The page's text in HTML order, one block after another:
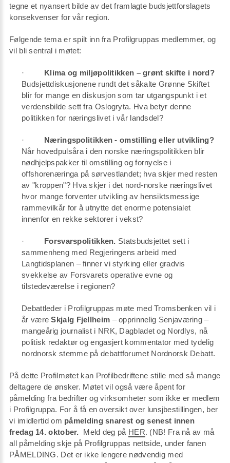
tegne et nyansert bilde av det framlagte budsjettforslagets
konsekvenser for vår region.
Følgende tema er spilt inn fra Profilgruppas medlemmer, og
vil bli sentral i møtet:
· Klima og miljøpolitikken – grønt skifte i nord?
Budsjettdiskusjonene rundt det såkalte Grønne Skiftet
blir for mange en diskusjon som tar utgangspunkt i et
verdensbilde sett fra Oslogryta. Hva betyr denne
politikken for næringslivet i vår landsdel?
· Næringspolitikken - omstilling eller utvikling?
Når hovedpulsåra i den norske næringspolitikken blir
nødhjelpspakker til omstilling og fornyelse i
offshorenæringa på sørvestlandet; hva skjer med resten
av "kroppen"? Hva skjer i det nord-norske næringslivet
hvor mange forventer utvikling av hensiktsmessige
rammevilkår for å utnytte det enorme potensialet
innenfor en rekke sektorer i vekst?
· Forsvarspolitikken. Statsbudsjettet sett i
sammenheng med Regjeringens arbeid med
Langtidsplanen – finner vi styrking eller gradvis
svekkelse av Forsvarets operative evne og
tilstedeværelse i regionen?
Debattleder i Profilgruppas møte med Tromsbenken vil i
år væreSkjalg Fjellheim – opprinnelig Senjaværing –
mangeårig journalist i NRK, Dagbladet og Nordlys, nå
politisk redaktør og engasjert kommentator med tydelig
nordnorsk stemme på debattforumet Nordnorsk Debatt.
På dette Profilmøtet kan Profilbedriftene stille med så mange
deltagere de ønsker. Møtet vil også være åpent for
påmelding fra bedrifter og virksomheter som ikke er medlem
i Profilgruppa. For å få en oversikt over lunsjbestillingen, ber
vi imidlertid om påmelding snarest og senest innen
fredag 14. oktober. Meld deg på HER. (NB! Fra nå av må
all påmelding skje på Profilgruppas nettside, under fanen
PÅMELDING. Det er ikke lengere nødvendig med